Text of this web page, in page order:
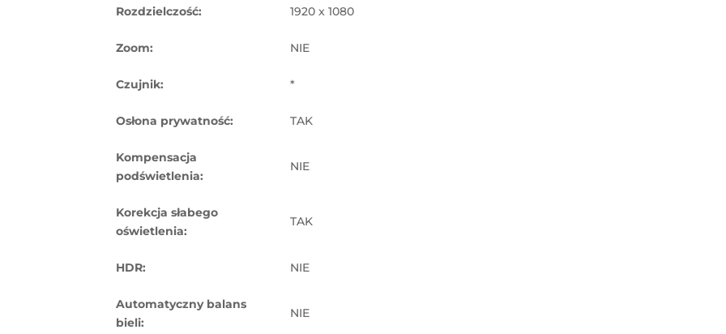
Rozdzielczość: 1920 x 1080
Zoom: NIE
Czujnik: *
Osłona prywatność: TAK
Kompensacja
podświetlenia:
NIE
Korekcja słabego
oświetlenia:
TAK
HDR: NIE
Automatyczny balans
bieli:
NIE